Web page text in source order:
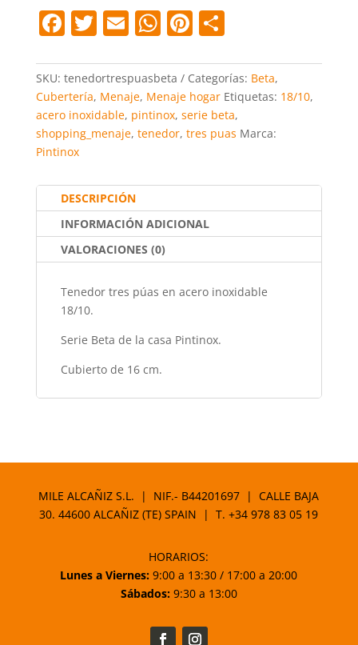
cantidad
F
c
e
b
o
o
k
T
itt
er
E
ai
l
W
at
s
A
p
Pi
er
e
st
C
m
p
ar
SKU: tenedortrespuasbeta Categorías: Beta,
Cubertería, Menaje, Menaje hogar Etiquetas: 18/10,
acero inoxidable, pintinox, serie beta,
shopping_menaje, tenedor, tres puas Marca:
Pintinox
DESCRIPCIÓN
INFORMACIÓN ADICIONAL
VALORACIONES (0)
Tenedor tres púas en acero inoxidable
18/10.
Serie Beta de la casa Pintinox.
Cubierto de 16 cm.
MILE ALCAÑIZ S.L. | NIF.- B44201697 | CALLE BAJA
30. 44600 ALCAÑIZ (TE) SPAIN | T.+34 978 83 05 19
HORARIOS:
Lunes a Viernes: 9:00 a 13:30 / 17:00 a 20:00
Sábados:9:30 a 13:00